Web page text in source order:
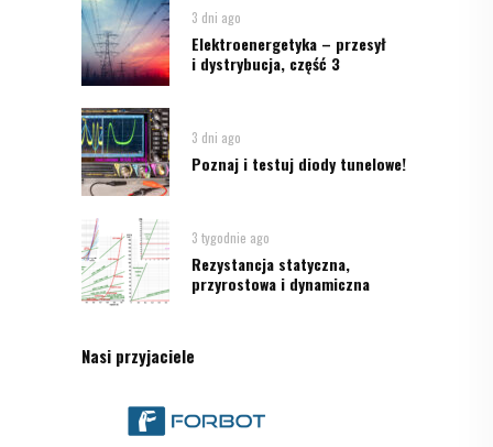
3 dni ago
Elektroenergetyka – przesył
i dystrybucja, część 3
3 dni ago
Poznaj i testuj diody tunelowe!
3 tygodnie ago
Rezystancja statyczna,
przyrostowa i dynamiczna
Nasi przyjaciele